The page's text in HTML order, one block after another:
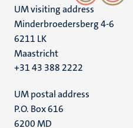
UM visiting address
Minderbroedersberg 4-6
6211 LK
Maastricht
+31 43 388 2222
UM postal address
P.O. Box 616
6200 MD